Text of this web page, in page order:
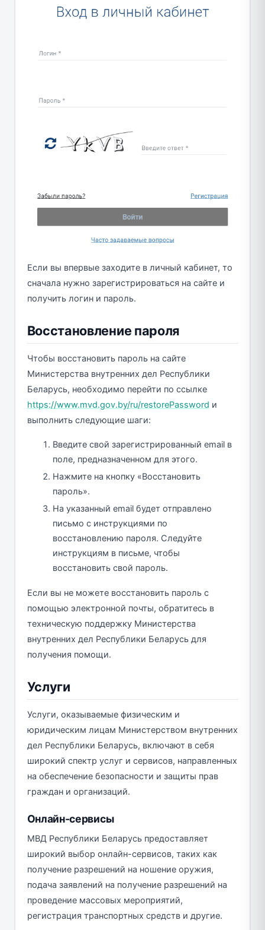
Если вы впервые заходите в личный кабинет, то
сначала нужно зарегистрироваться на сайте и
получить логин и пароль.
Восстановление пароля
Чтобы восстановить пароль на сайте
Министерства внутренних дел Республики
Беларусь, необходимо перейти по ссылке
https://www.mvd.gov.by/ru/restorePassword и
выполнить следующие шаги:
Введите свой зарегистрированный email в
поле, предназначенном для этого.
Нажмите на кнопку «Восстановить
пароль».
На указанный email будет отправлено
письмо с инструкциями по
восстановлению пароля. Следуйте
инструкциям в письме, чтобы
восстановить свой пароль.
Если вы не можете восстановить пароль с
помощью электронной почты, обратитесь в
техническую поддержку Министерства
внутренних дел Республики Беларусь для
получения помощи.
Услуги
Услуги, оказываемые физическим и
юридическим лицам Министерством внутренних
дел Республики Беларусь, включают в себя
широкий спектр услуг и сервисов, направленных
на обеспечение безопасности и защиты прав
граждан и организаций.
Онлайн-сервисы
МВД Республики Беларусь предоставляет
широкий выбор онлайн-сервисов, таких как
получение разрешений на ношение оружия,
подача заявлений на получение разрешений на
проведение массовых мероприятий,
регистрация транспортных средств и другие.